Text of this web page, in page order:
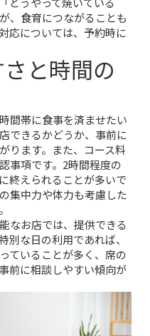
、食育につながることも
応については、予約時に
と時間の
間帯に食事を済ませたい
できるかどうか、事前に
ります。また、コース料
事項です。2時間程度の
終えられることが多いで
集中力や体力も考慮した
なお店では、提供できる
別な日の利用であれば、
ていることが多く、席の
前に相談しやすい傾向が